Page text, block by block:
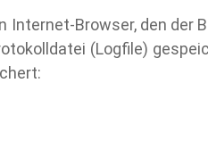
Browser, den der
(Logfile)